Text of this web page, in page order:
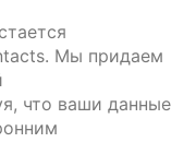
Мы придаем
что ваши данные